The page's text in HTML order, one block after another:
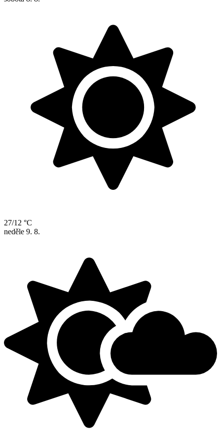
27/12 °C
neděle 9. 8.